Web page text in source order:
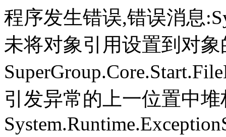
程序发生错误,错误消息
未将对象引用设置到对
引发异常的上一位置中